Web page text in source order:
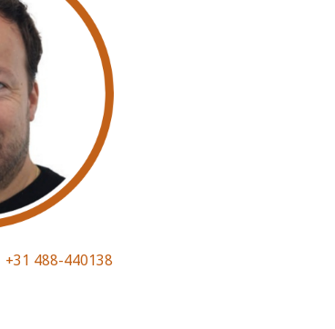
+31 488-440138